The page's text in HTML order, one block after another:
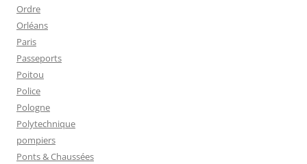
Ordre
Orléans
Paris
Passeports
Poitou
Police
Pologne
Polytechnique
pompiers
Ponts & Chaussées